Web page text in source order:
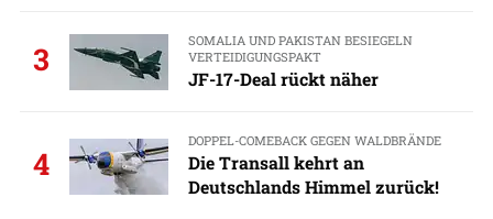
3
SOMALIA UND PAKISTAN BESIEGELN
VERTEIDIGUNGSPAKT
JF-17-Deal rückt näher
4
DOPPEL-COMEBACK GEGEN WALDBRÄNDE
Die Transall kehrt an
Deutschlands Himmel zurück!